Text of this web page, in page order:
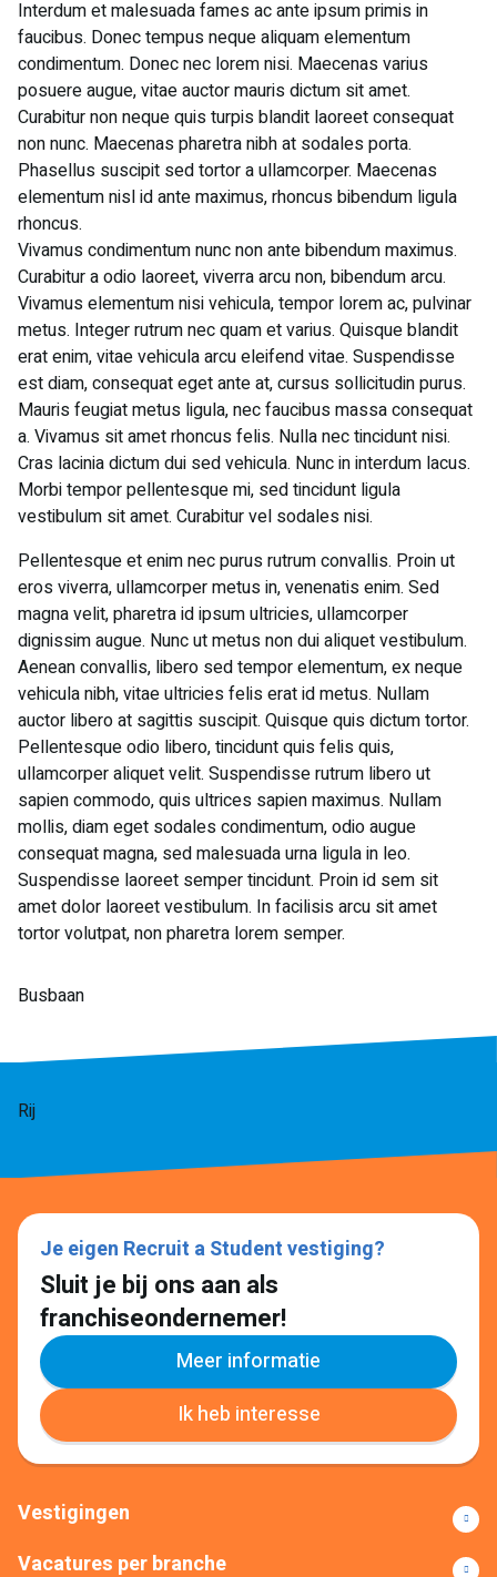
Interdum et malesuada fames ac ante ipsum primis in
faucibus. Donec tempus neque aliquam elementum
condimentum. Donec nec lorem nisi. Maecenas varius
posuere augue, vitae auctor mauris dictum sit amet.
Curabitur non neque quis turpis blandit laoreet consequat
non nunc. Maecenas pharetra nibh at sodales porta.
Phasellus suscipit sed tortor a ullamcorper. Maecenas
elementum nisl id ante maximus, rhoncus bibendum ligula
rhoncus.
Vivamus condimentum nunc non ante bibendum maximus.
Curabitur a odio laoreet, viverra arcu non, bibendum arcu.
Vivamus elementum nisi vehicula, tempor lorem ac, pulvinar
metus. Integer rutrum nec quam et varius. Quisque blandit
erat enim, vitae vehicula arcu eleifend vitae. Suspendisse
est diam, consequat eget ante at, cursus sollicitudin purus.
Mauris feugiat metus ligula, nec faucibus massa consequat
a. Vivamus sit amet rhoncus felis. Nulla nec tincidunt nisi.
Cras lacinia dictum dui sed vehicula. Nunc in interdum lacus.
Morbi tempor pellentesque mi, sed tincidunt ligula
vestibulum sit amet. Curabitur vel sodales nisi.
Pellentesque et enim nec purus rutrum convallis. Proin ut
eros viverra, ullamcorper metus in, venenatis enim. Sed
magna velit, pharetra id ipsum ultricies, ullamcorper
dignissim augue. Nunc ut metus non dui aliquet vestibulum.
Aenean convallis, libero sed tempor elementum, ex neque
vehicula nibh, vitae ultricies felis erat id metus. Nullam
auctor libero at sagittis suscipit. Quisque quis dictum tortor.
Pellentesque odio libero, tincidunt quis felis quis,
ullamcorper aliquet velit. Suspendisse rutrum libero ut
sapien commodo, quis ultrices sapien maximus. Nullam
mollis, diam eget sodales condimentum, odio augue
consequat magna, sed malesuada urna ligula in leo.
Suspendisse laoreet semper tincidunt. Proin id sem sit
amet dolor laoreet vestibulum. In facilisis arcu sit amet
tortor volutpat, non pharetra lorem semper.
Busbaan
Rij
Je eigen Recruit a Student vestiging?
Sluit je bij ons aan als
franchiseondernemer!
Meer informatie
Ik heb interesse
Vestigingen
Vacatures per branche